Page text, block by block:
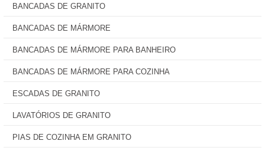
BANCADAS DE GRANITO
BANCADAS DE MÁRMORE
BANCADAS DE MÁRMORE PARA BANHEIRO
BANCADAS DE MÁRMORE PARA COZINHA
ESCADAS DE GRANITO
LAVATÓRIOS DE GRANITO
PIAS DE COZINHA EM GRANITO